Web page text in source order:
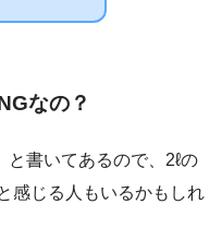
なの？
書いてあるので、2ℓの
感じる人もいるかもしれ